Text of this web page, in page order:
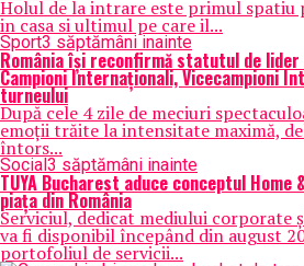
Holul de la intrare este primul spatiu
in casa si ultimul pe care il...
Sport3 săptămâni inainte
România își reconfirmă statutul de lider
Campioni Internaționali, Vicecampioni
turneului
După cele 4 zile de meciuri
emoții trăite la intensitate maximă,
întors...
Social3 săptămâni inainte
TUYA Bucharest aduce conceptul Home
piața din România
Serviciul, dedicat mediului corporate
va fi disponibil începând din august
portofoliul de servicii...